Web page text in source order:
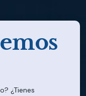
¿Tienes